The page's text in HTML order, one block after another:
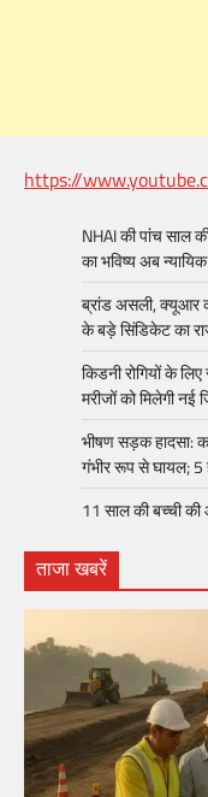
https://
NHAI की पांच साल
का भविष्य अब
ब्रांड असली, क्यूआर
के बड़े सिंडिकेट का
किडनी रोगियों के
मरीजों को मिलेगी नई
भीषण सड़क हादसा:
गंभीर रूप से घायल;
11 साल की बच्ची
ताजा खबरें